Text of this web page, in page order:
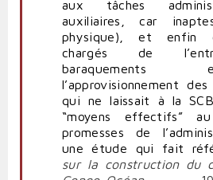
aux tâches
auxiliaires, car
physique), et enfin
chargés de
l’approvisionnement
qui ne laissait à la
“moyens effectifs”
promesses de
une étude qui fait
sur la construction du